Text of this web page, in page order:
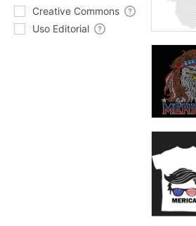
Creative Commons
Uso Editorial